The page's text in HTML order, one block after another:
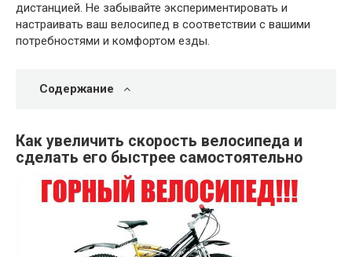
дистанцией. Не забывайте экспериментировать и
настраивать ваш велосипед в соответствии с вашими
потребностями и комфортом езды.
Содержание
Как увеличить скорость велосипеда и
сделать его быстрее самостоятельно